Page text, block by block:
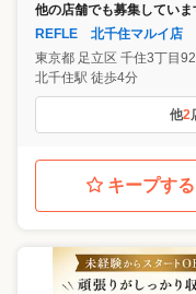
他の店舗でも募集していま
REFLE 北千住マルイ店
東京都 足立区 千住3丁目
北千住駅 徒歩4分
他2
キープする